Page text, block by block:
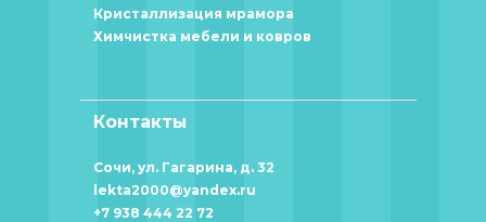
Кристаллизация мрамора
Химчистка мебели и ковров
Контакты
Сочи, ул. Гагарина, д. 32
lekta2000@yandex.ru
+7 938 444 22 72